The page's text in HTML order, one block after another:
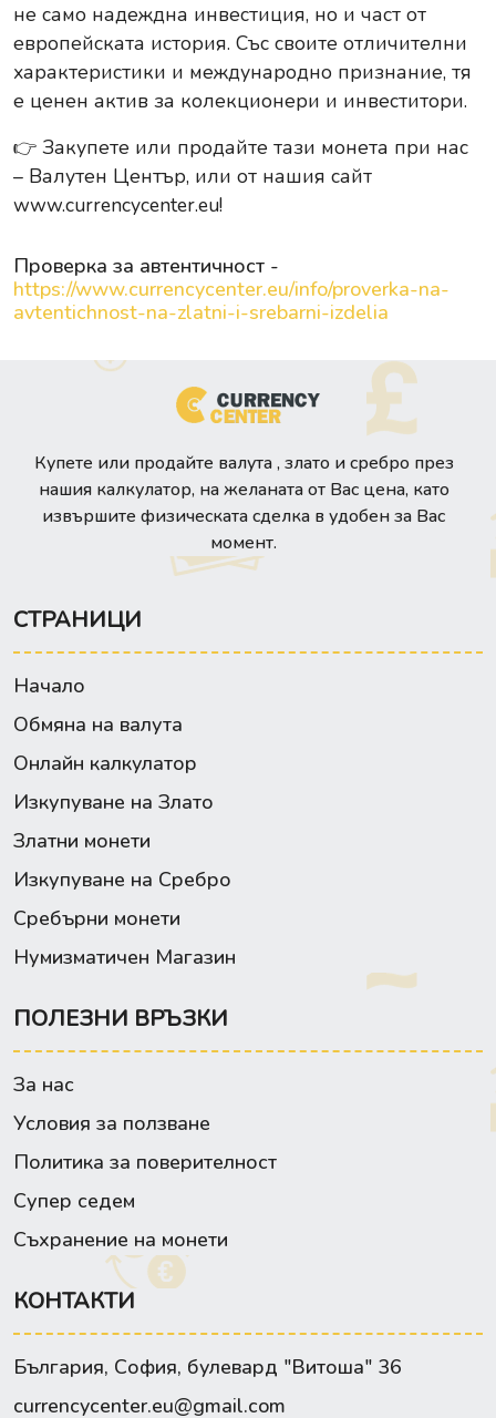
не само надеждна инвестиция, но и част от
европейската история. Със своите отличителни
характеристики и международно признание, тя
е ценен актив за колекционери и инвеститори.
👉 Закупете или продайте тази монета при нас
– Валутен Център, или от нашия сайт
www.currencycenter.eu!
Проверка за автентичност -
https://www.currencycenter.eu/info/proverka-na-
avtentichnost-na-zlatni-i-srebarni-izdelia
Купете или продайте валута , злато и сребро през
нашия калкулатор, на желаната от Вас цена, като
извършите физическата сделка в удобен за Вас
момент.
СТРАНИЦИ
Начало
Обмяна на валута
Онлайн калкулатор
Изкупуване на Злато
Златни монети
Изкупуване на Сребро
Сребърни монети
Нумизматичен Магазин
ПОЛЕЗНИ ВРЪЗКИ
За нас
Условия за ползване
Политика за поверителност
Супер седем
Съхранение на монети
КОНТАКТИ
България, София, булевард "Витоша" 36
currencycenter.eu@gmail.com